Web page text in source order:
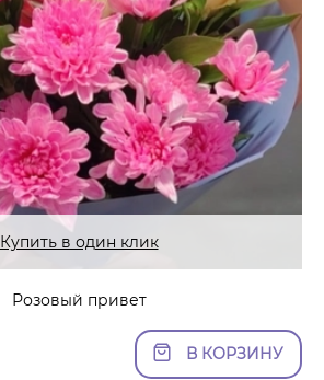
Купить в один клик
Розовый привет
В КОРЗИНУ